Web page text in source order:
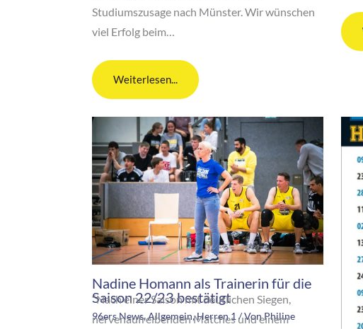
Studiumszusage nach Münster. Wir wünschen
viel Erfolg beim…
Weiterlesen...
Nadine Homann als Trainerin für die
Saison 22/23 bestätigt
96ers News,Allgemein,Herren 1 / VonPhiline
“Nach einer Saison mit deutlichen Siegen,
nervenaufreibenden Matches und einem